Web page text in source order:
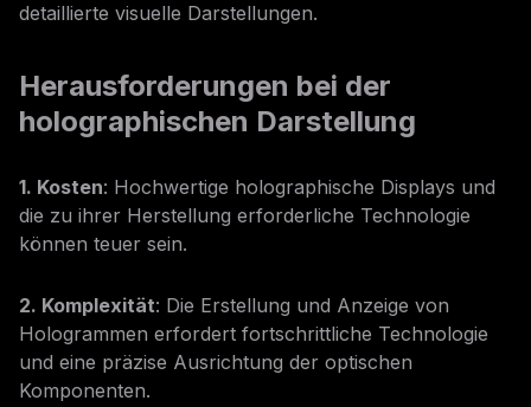
detaillierte visuelle Darstellungen.
Herausforderungen bei der
holographischen Darstellung
1. Kosten: Hochwertige holographische Displays und
die zu ihrer Herstellung erforderliche Technologie
können teuer sein.
2. Komplexität: Die Erstellung und Anzeige von
Hologrammen erfordert fortschrittliche Technologie
und eine präzise Ausrichtung der optischen
Komponenten.